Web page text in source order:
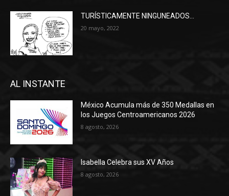
TURÍSTICAMENTE NINGUNEADOS…
20 mayo, 2022
AL INSTANTE
México Acumula más de 350 Medallas en
los Juegos Centroamericanos 2026
8 agosto, 2026
Isabella Celebra sus XV Años
8 agosto, 2026